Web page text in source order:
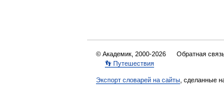
© Академик, 2000-2026 Обратная
👣 Путешествия
Экспорт словарей на сайты , сделанные